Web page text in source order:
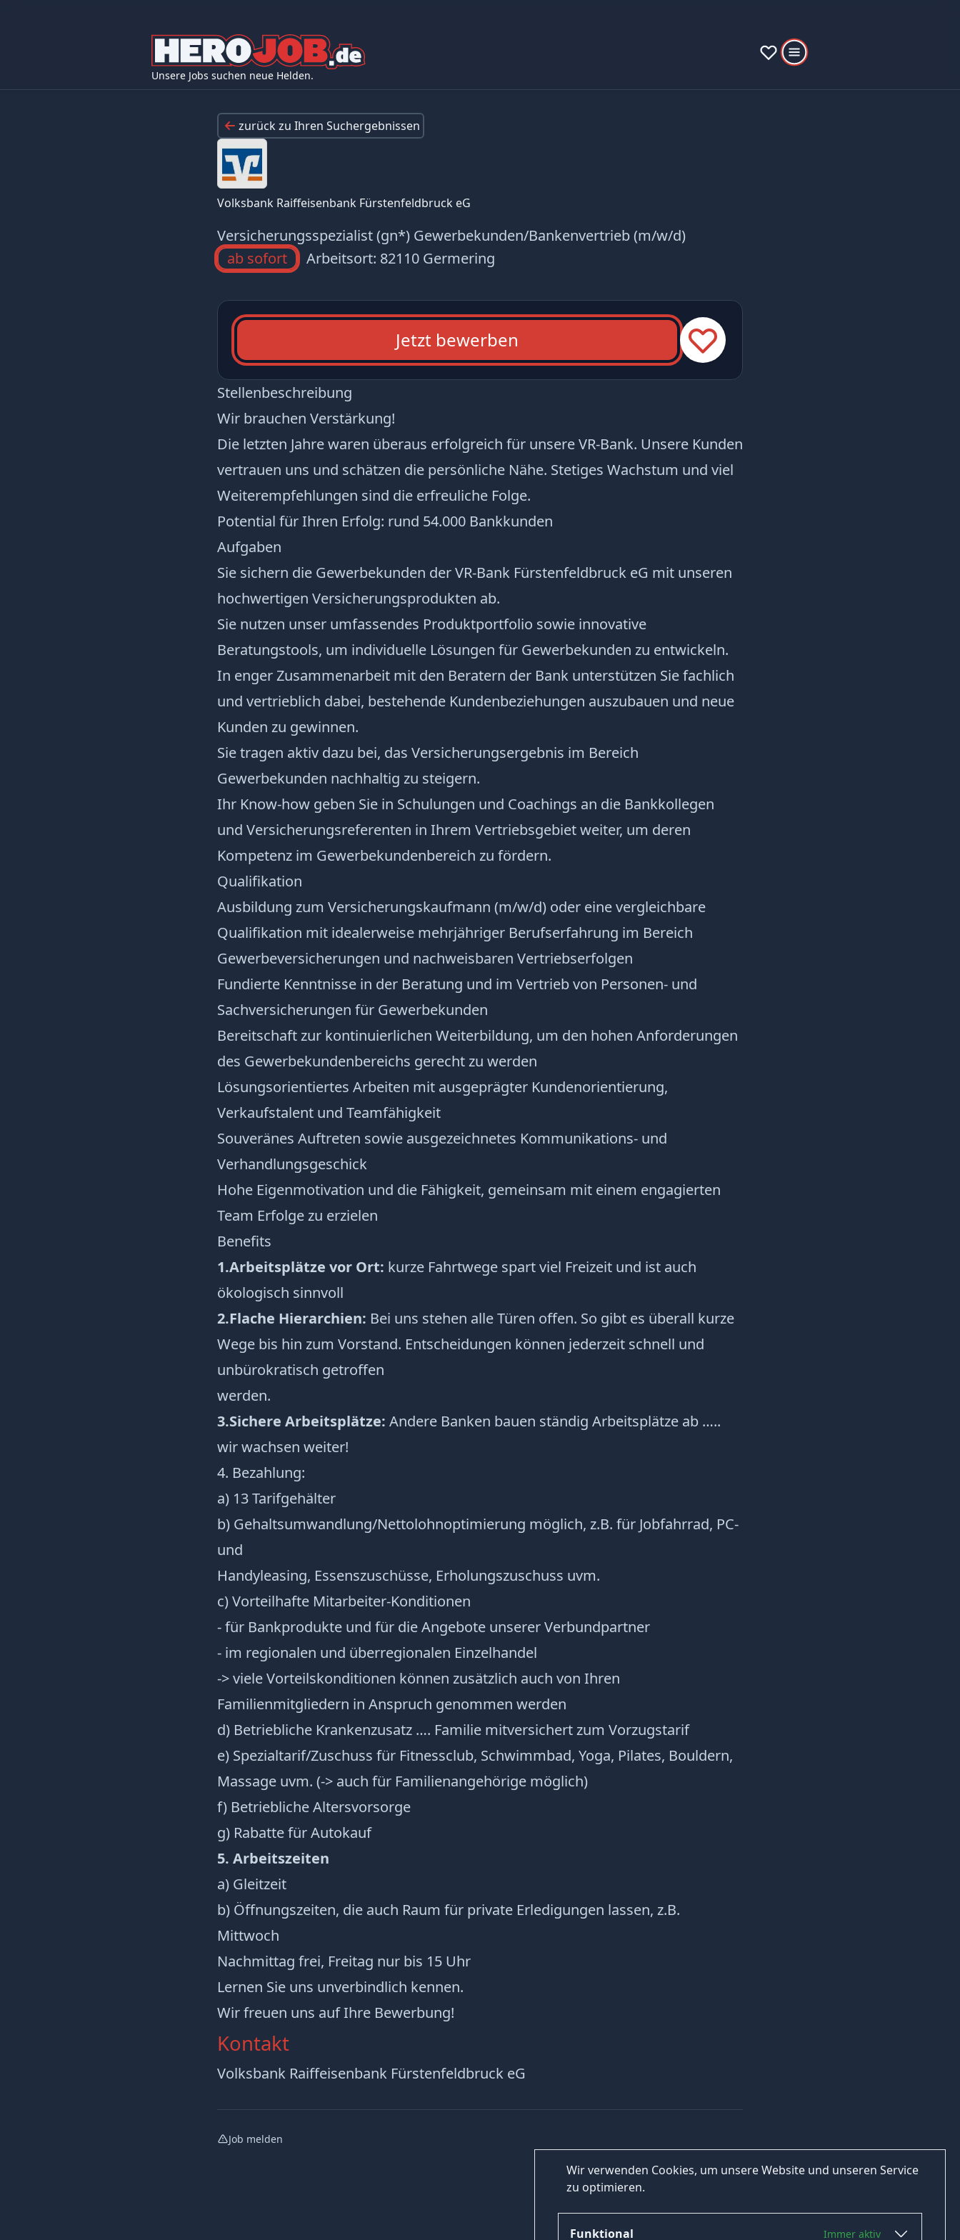
Wir verwenden Cookies, um unsere Website und unseren Service
zu optimieren.
Funktional Immer aktiv
Unsere Jobs suchen neue Helden.
zurück zu Ihren Suchergebnissen
Volksbank Raiffeisenbank Fürstenfeldbruck eG
Versicherungsspezialist (gn*) Gewerbekunden/Bankenvertrieb (m/w/d)
ab sofort
Arbeitsort: 82110 Germering
Jetzt bewerben
Stellenbeschreibung
Wir brauchen Verstärkung!
Die letzten Jahre waren überaus erfolgreich für unsere VR-Bank. Unsere Kunden
vertrauen uns und schätzen die persönliche Nähe. Stetiges Wachstum und viel
Weiterempfehlungen sind die erfreuliche Folge.
Potential für Ihren Erfolg: rund 54.000 Bankkunden
Aufgaben
Sie sichern die Gewerbekunden der VR-Bank Fürstenfeldbruck eG mit unseren
hochwertigen Versicherungsprodukten ab.
Sie nutzen unser umfassendes Produktportfolio sowie innovative
Beratungstools, um individuelle Lösungen für Gewerbekunden zu entwickeln.
In enger Zusammenarbeit mit den Beratern der Bank unterstützen Sie fachlich
und vertrieblich dabei, bestehende Kundenbeziehungen auszubauen und neue
Kunden zu gewinnen.
Sie tragen aktiv dazu bei, das Versicherungsergebnis im Bereich
Gewerbekunden nachhaltig zu steigern.
Ihr Know-how geben Sie in Schulungen und Coachings an die Bankkollegen
und Versicherungsreferenten in Ihrem Vertriebsgebiet weiter, um deren
Kompetenz im Gewerbekundenbereich zu fördern.
Qualifikation
Ausbildung zum Versicherungskaufmann (m/w/d) oder eine vergleichbare
Qualifikation mit idealerweise mehrjähriger Berufserfahrung im Bereich
Gewerbeversicherungen und nachweisbaren Vertriebserfolgen
Fundierte Kenntnisse in der Beratung und im Vertrieb von Personen- und
Sachversicherungen für Gewerbekunden
Bereitschaft zur kontinuierlichen Weiterbildung, um den hohen Anforderungen
des Gewerbekundenbereichs gerecht zu werden
Lösungsorientiertes Arbeiten mit ausgeprägter Kundenorientierung,
Verkaufstalent und Teamfähigkeit
Souveränes Auftreten sowie ausgezeichnetes Kommunikations- und
Verhandlungsgeschick
Hohe Eigenmotivation und die Fähigkeit, gemeinsam mit einem engagierten
Team Erfolge zu erzielen
Benefits
1.Arbeitsplätze vor Ort: kurze Fahrtwege spart viel Freizeit und ist auch
ökologisch sinnvoll
2.Flache Hierarchien: Bei uns stehen alle Türen offen. So gibt es überall kurze
Wege bis hin zum Vorstand. Entscheidungen können jederzeit schnell und
unbürokratisch getroffen
werden.
3.Sichere Arbeitsplätze: Andere Banken bauen ständig Arbeitsplätze ab …..
wir wachsen weiter!
4. Bezahlung:
a) 13 Tarifgehälter
b) Gehaltsumwandlung/Nettolohnoptimierung möglich, z.B. für Jobfahrrad, PC-
und
Handyleasing, Essenszuschüsse, Erholungszuschuss uvm.
c) Vorteilhafte Mitarbeiter-Konditionen
- für Bankprodukte und für die Angebote unserer Verbundpartner
- im regionalen und überregionalen Einzelhandel
-> viele Vorteilskonditionen können zusätzlich auch von Ihren
Familienmitgliedern in Anspruch genommen werden
d) Betriebliche Krankenzusatz …. Familie mitversichert zum Vorzugstarif
e) Spezialtarif/Zuschuss für Fitnessclub, Schwimmbad, Yoga, Pilates, Bouldern,
Massage uvm. (-> auch für Familienangehörige möglich)
f) Betriebliche Altersvorsorge
g) Rabatte für Autokauf
5. Arbeitszeiten
a) Gleitzeit
b) Öffnungszeiten, die auch Raum für private Erledigungen lassen, z.B.
Mittwoch
Nachmittag frei, Freitag nur bis 15 Uhr
Lernen Sie uns unverbindlich kennen.
Wir freuen uns auf Ihre Bewerbung!
Kontakt
Volksbank Raiffeisenbank Fürstenfeldbruck eG
Job melden